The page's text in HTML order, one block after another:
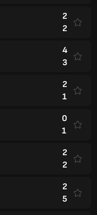
2
2
4
3
2
1
0
1
2
2
2
5